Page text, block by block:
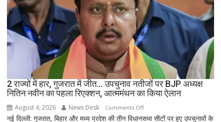
सीएम
योगी
का
बड़ा
बयान,
बोले-
SIT
जांच
में
2 राज्यों में हार, गुजरात में जीत… उपचुनाव नतीजों पर BJP अध्यक्ष
नितिन नवीन का पहला रिएक्शन, आत्ममंथन का किया ऐलान
August 4, 2026 News Desk Comments Offon
2
नई दिल्ली: गुजरात, बिहार और मध्य प्रदेश की तीन विधानसभा सीटों पर हुए उपचुनावों के